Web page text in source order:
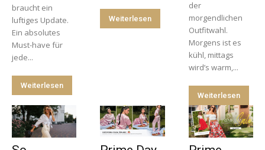
braucht ein
luftiges Update.
Ein absolutes
Must-have für
jede...
Weiterlesen
Weiterlesen
der
morgendlichen
Outfitwahl.
Morgens ist es
kühl, mittags
wird’s warm,...
Weiterlesen